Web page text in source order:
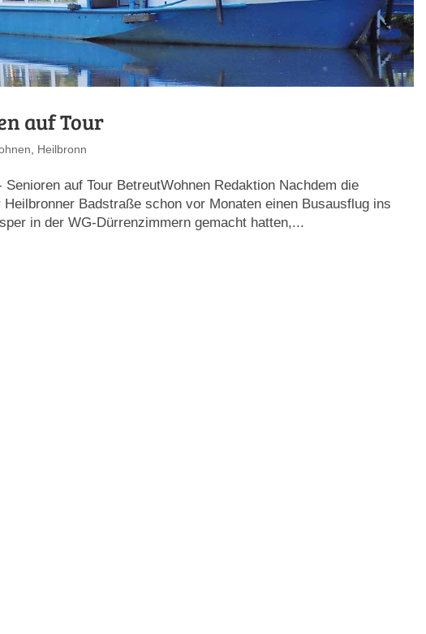
auf Tour
Heilbronn
auf Tour BetreutWohnen Redaktion Nachdem die
Heilbronner Badstraße schon vor Monaten einen Busausflug ins
in der WG-Dürrenzimmern gemacht hatten,...